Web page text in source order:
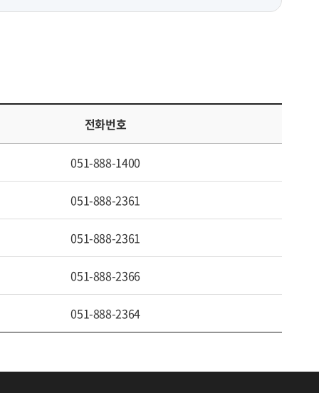
전화번호
051-888-1400
051-888-2361
051-888-2361
051-888-2366
051-888-2364